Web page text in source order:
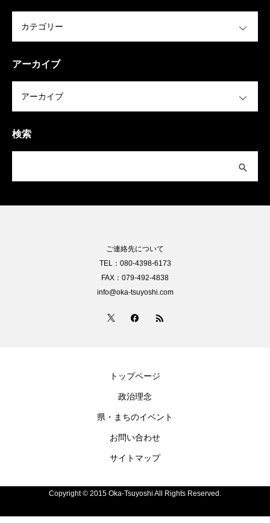
アーカイブ
検索
ご連絡先について
TEL：080-4398-6173
FAX：079-492-4838
info@oka-tsuyoshi.com
トップページ
政治理念
県・まちのイベント
お問い合わせ
サイトマップ
Copyright © 2015 Oka-Tsuyoshi All Rights Reserved.